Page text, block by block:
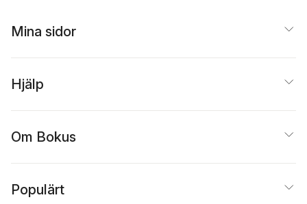
Mina sidor
Hjälp
Om Bokus
Populärt